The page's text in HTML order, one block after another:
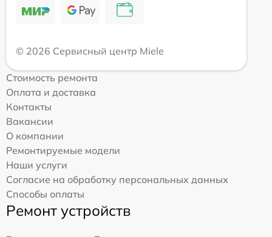
© 2026 Сервисный центр Miele
Стоимость ремонта
Оплата и доставка
Контакты
Вакансии
О компании
Ремонтируемые модели
Наши услуги
Согласие на обработку персональных данных
Способы оплаты
Ремонт устройств